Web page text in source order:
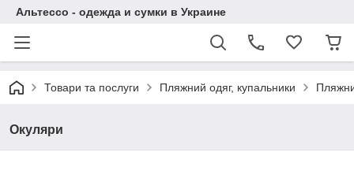
Альтессо - одежда и сумки в Украине
Товари та послуги Пляжний одяг, купальники
Окуляри